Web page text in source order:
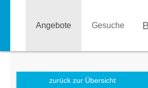
Angebote Gesuche
zurück zur Übersicht